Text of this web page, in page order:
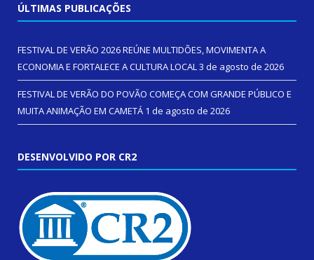
ÚLTIMAS PUBLICAÇÕES
FESTIVAL DE VERÃO 2026 REÚNE MULTIDÕES, MOVIMENTA A
ECONOMIA E FORTALECE A CULTURA LOCAL3 de agosto de 2026
FESTIVAL DE VERÃO DO POVÃO COMEÇA COM GRANDE PÚBLICO E
MUITA ANIMAÇÃO EM CAMETÁ 1 de agosto de 2026
DESENVOLVIDO POR CR2